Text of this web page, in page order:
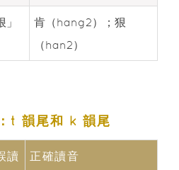
」
肯（hang2）；狠
（han2）
t 韻尾和 k 韻尾
讀
正確讀音